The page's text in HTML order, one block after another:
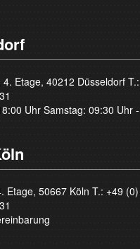
Etage, 40212 Düsseldorf T.:
Uhr Samstag: 09:30 Uhr
Etage, 50667 Köln T.: +49